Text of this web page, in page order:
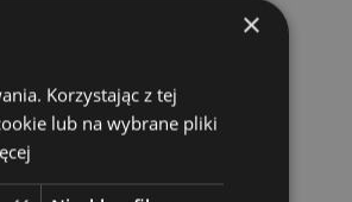
×
Korzystając z tej
lub na wybrane pliki